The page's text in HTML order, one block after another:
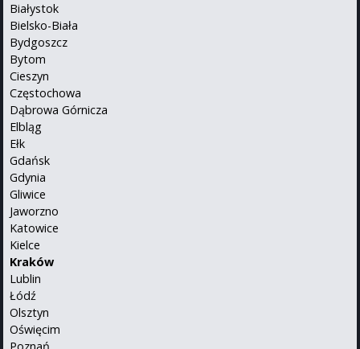
Białystok
Bielsko-Biała
Bydgoszcz
Bytom
Cieszyn
Częstochowa
Dąbrowa Górnicza
Elbląg
Ełk
Gdańsk
Gdynia
Gliwice
Jaworzno
Katowice
Kielce
Kraków
Lublin
Łódź
Olsztyn
Oświęcim